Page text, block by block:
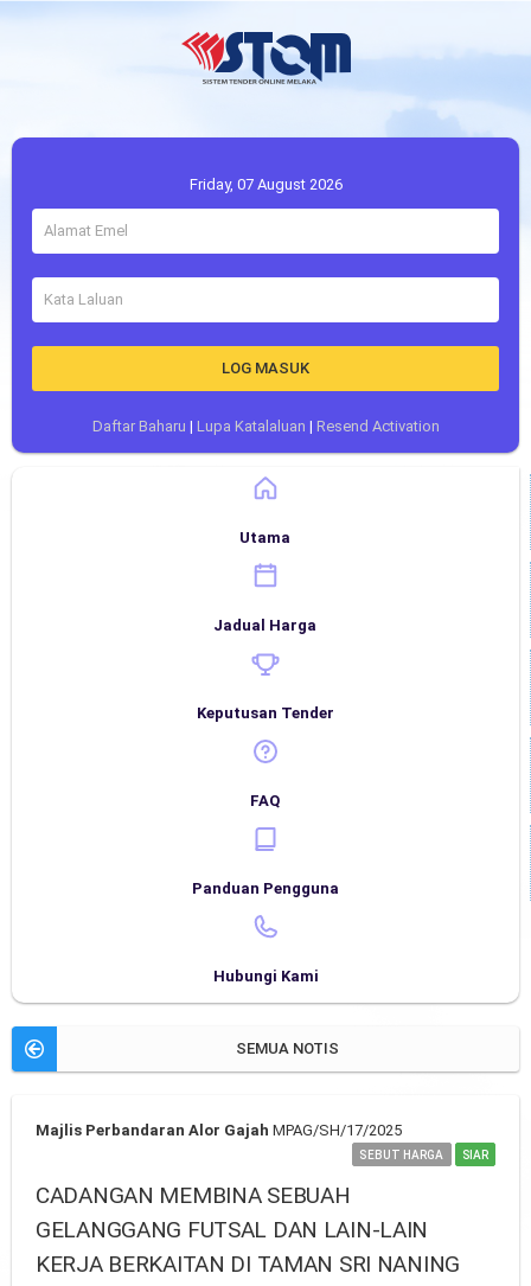
Friday, 07 August 2026
LOG MASUK
Daftar Baharu | Lupa Katalaluan | Resend Activation
Utama
Jadual Harga
Keputusan Tender
FAQ
Panduan Pengguna
Hubungi Kami
SEMUA NOTIS
Majlis Perbandaran Alor Gajah MPAG/SH/17/2025
SEBUT HARGA SIAR
CADANGAN MEMBINA SEBUAH
GELANGGANG FUTSAL DAN LAIN-LAIN
KERJA BERKAITAN DI TAMAN SRI NANING